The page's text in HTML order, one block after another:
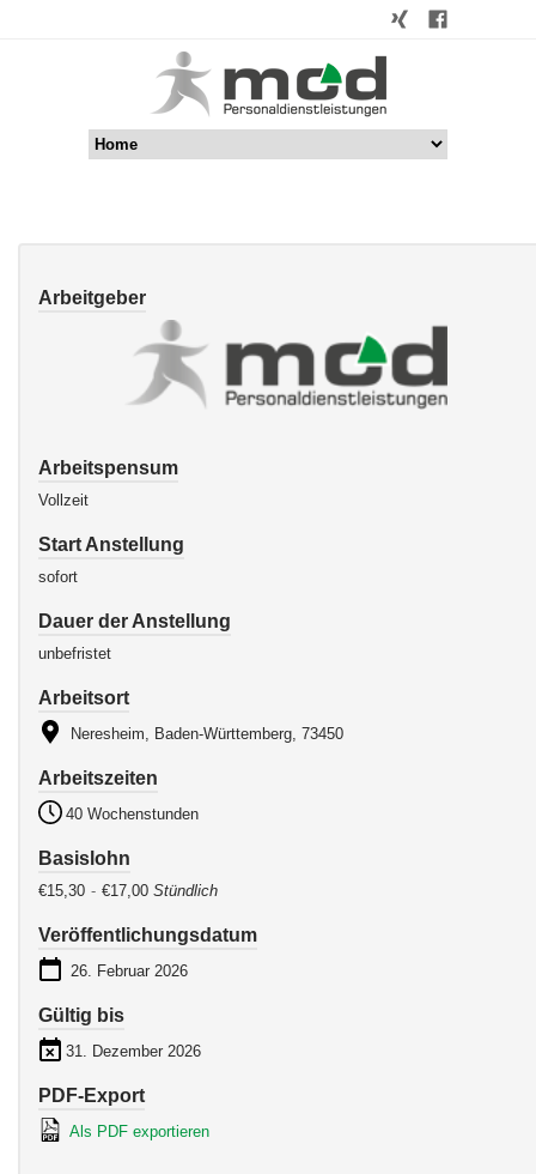
Arbeitgeber
Arbeitspensum
Vollzeit
Start Anstellung
sofort
Dauer der Anstellung
unbefristet
Arbeitsort
Neresheim, Baden-Württemberg, 73450
Arbeitszeiten
40 Wochenstunden
Basislohn
€15,30 - €17,00 Stündlich
Veröffentlichungsdatum
26. Februar 2026
Gültig bis
31. Dezember 2026
PDF-Export
Als PDF exportieren